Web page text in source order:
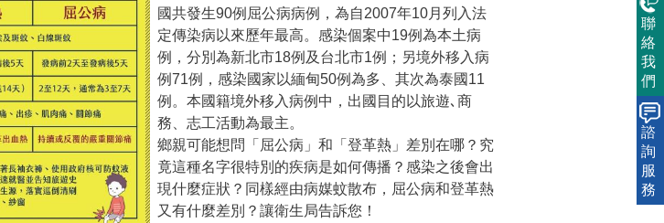
國共發生90例屈公病病例，為自2007年10月列入法
定傳染病以來歷年最高。感染個案中19例為本土病
例，分別為新北市18例及台北市1例；另境外移入病
例71例，感染國家以緬甸50例為多、其次為泰國11
例。本國籍境外移入病例中，出國目的以旅遊､商
務、志工活動為最主。
鄉親可能想問「屈公病」和「登革熱」差別在哪？究
竟這種名字很特別的疾病是如何傳播？感染之後會出
現什麼症狀？同樣經由病媒蚊散布，屈公病和登革熱
又有什麼差別？讓衛生局告訴您！
聯
絡
我
們
諮
詢
服
務